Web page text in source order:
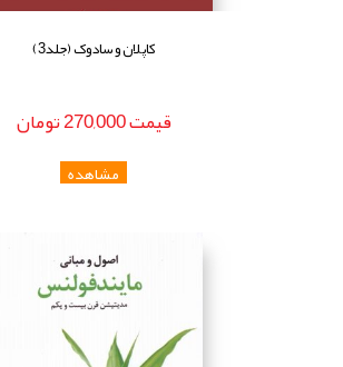
کاپلان و سادوک (جلد3)
قيمت270,000تومان